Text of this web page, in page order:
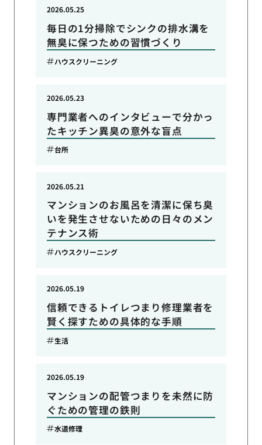
毎日の1分掃除でシンクの排水溝を
無臭に保つための習慣づくり
2026.05.25
ハウスクリーニング
専門業者へのインタビューで分かっ
たキッチン異臭の意外な盲点
2026.05.23
台所
マンションのお風呂を清潔に保ち臭
いを発生させないための日々のメン
テナンス術
2026.05.21
ハウスクリーニング
信頼できるトイレつまり修理業者を
賢く探すための具体的な手順
2026.05.19
生活
マンションの配管つまりを未然に防
ぐための管理の鉄則
2026.05.19
水道修理